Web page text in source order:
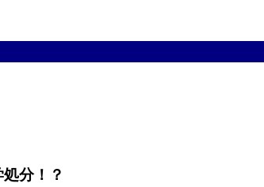
分！？